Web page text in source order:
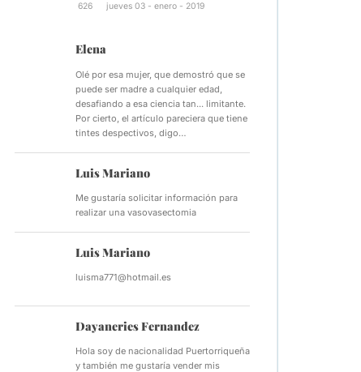
626 jueves 03 - enero - 2019
Elena
Olé por esa mujer, que demostró que se
puede ser madre a cualquier edad,
desafiando a esa ciencia tan... limitante.
Por cierto, el artículo pareciera que tiene
tintes despectivos, digo…
Luis Mariano
Me gustaría solicitar información para
realizar una vasovasectomia
Luis Mariano
luisma771@hotmail.es
Dayaneries Fernandez
Hola soy de nacionalidad Puertorriqueña
y también me gustaría vender mis